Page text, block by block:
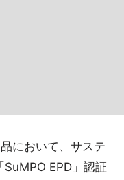
において、サステ
EPD」認証